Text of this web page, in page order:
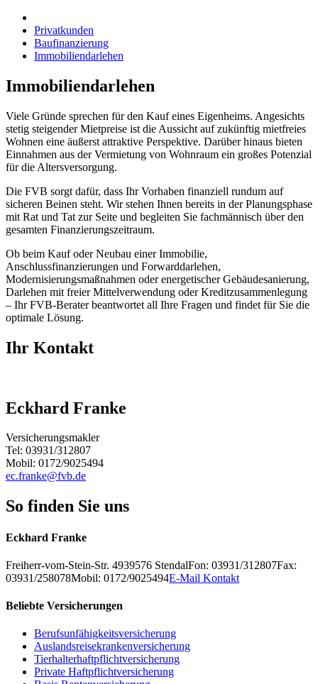
Privatkunden
Baufinanzierung
Immobiliendarlehen
Immobiliendarlehen
Viele Gründe sprechen für den Kauf eines Eigenheims. Angesichts
stetig steigender Mietpreise ist die Aussicht auf zukünftig mietfreies
Wohnen eine äußerst attraktive Perspektive. Darüber hinaus bieten
Einnahmen aus der Vermietung von Wohnraum ein großes Potenzial
für die Altersversorgung.
Die FVB sorgt dafür, dass Ihr Vorhaben finanziell rundum auf
sicheren Beinen steht. Wir stehen Ihnen bereits in der Planungsphase
mit Rat und Tat zur Seite und begleiten Sie fachmännisch über den
gesamten Finanzierungszeitraum.
Ob beim Kauf oder Neubau einer Immobilie,
Anschlussfinanzierungen und Forwarddarlehen,
Modernisierungsmaßnahmen oder energetischer Gebäudesanierung,
Darlehen mit freier Mittelverwendung oder Kreditzusammenlegung
– Ihr FVB-Berater beantwortet all Ihre Fragen und findet für Sie die
optimale Lösung.
Ihr Kontakt
Eckhard Franke
Versicherungsmakler
Tel: 03931/312807
Mobil: 0172/9025494
ec.franke@fvb.de
So finden Sie uns
Eckhard Franke
Freiherr-vom-Stein-Str. 4939576 StendalFon: 03931/312807Fax:
03931/258078Mobil: 0172/9025494E-Mail Kontakt
Beliebte Versicherungen
Berufsunfähigkeitsversicherung
Auslandsreisekrankenversicherung
Tierhalterhaftpflichtversicherung
Private Haftpflichtversicherung